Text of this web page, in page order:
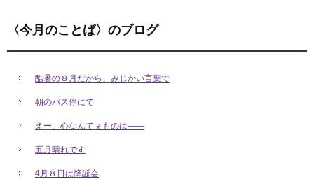
〈今月のことば〉のブログ
酷暑の８月だから、みじかい言葉で
朝のバス停にて
えー、心なんてぇものは――
五月晴れです
4月８日は降誕会